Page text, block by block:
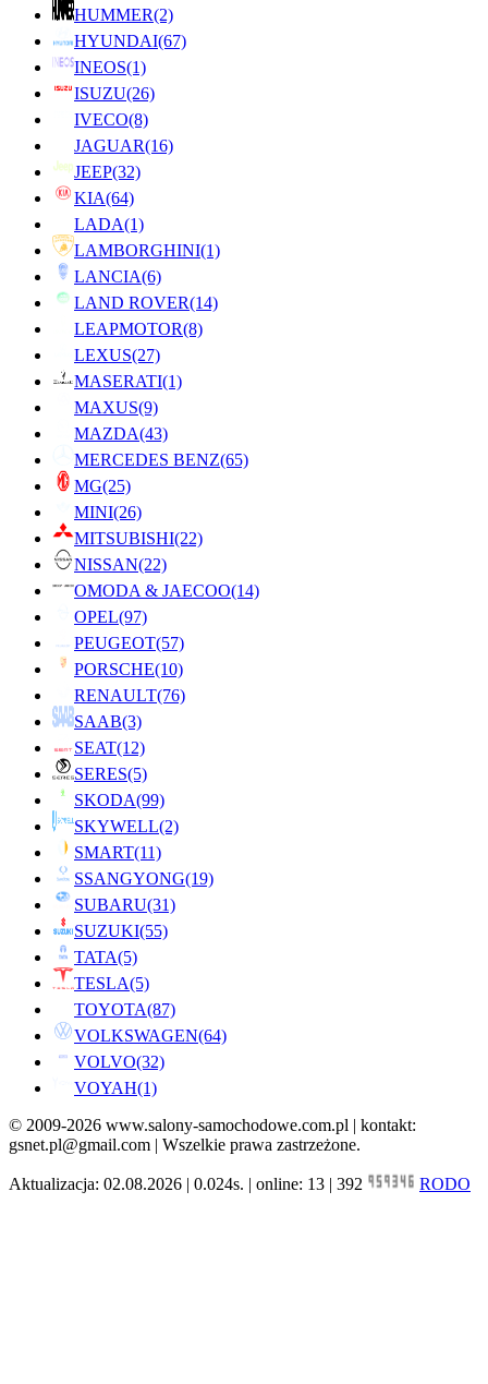
HUMMER(2)
HYUNDAI(67)
INEOS(1)
ISUZU(26)
IVECO(8)
JAGUAR(16)
JEEP(32)
KIA(64)
LADA(1)
LAMBORGHINI(1)
LANCIA(6)
LAND ROVER(14)
LEAPMOTOR(8)
LEXUS(27)
MASERATI(1)
MAXUS(9)
MAZDA(43)
MERCEDES BENZ(65)
MG(25)
MINI(26)
MITSUBISHI(22)
NISSAN(22)
OMODA & JAECOO(14)
OPEL(97)
PEUGEOT(57)
PORSCHE(10)
RENAULT(76)
SAAB(3)
SEAT(12)
SERES(5)
SKODA(99)
SKYWELL(2)
SMART(11)
SSANGYONG(19)
SUBARU(31)
SUZUKI(55)
TATA(5)
TESLA(5)
TOYOTA(87)
VOLKSWAGEN(64)
VOLVO(32)
VOYAH(1)
© 2009-2026 www.salony-samochodowe.com.pl | kontakt:
gsnet.pl@gmail.com | Wszelkie prawa zastrzeżone.
Aktualizacja: 02.08.2026 | 0.024s. | online: 13 | 392 RODO